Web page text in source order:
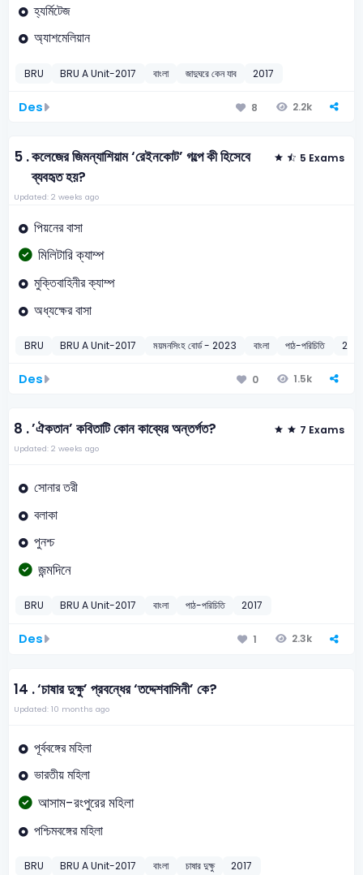
হ্যর্মিটেজ
অ্যাশমেলিয়ান
BRU BRU A Unit-2017 বাংলা জাদুঘরে কেন যাব 2017
Des 8 2.2k
5 .কলেজের জিমন্যাশিয়াম ‘রেইনকোট’ গল্পে কী হিসেবে
ব্যবহৃত হয়?
5 Exams
Updated: 2 weeks ago
পিয়নের বাসা
মিলিটারি ক্যাম্প
মুক্তিবাহিনীর ক্যাম্প
অধ্যক্ষের বাসা
BRU BRU A Unit-2017 ময়মনসিংহ বোর্ড - 2023 বাংলা পাঠ-পরিচিতি 2017
Des 0 1.5k
8 .’ঐকতান’ কবিতাটি কোন কাব্যের অন্তর্গত? 7 Exams
Updated: 2 weeks ago
সোনার তরী
বলাকা
পুনশ্চ
জন্মদিনে
BRU BRU A Unit-2017 বাংলা পাঠ-পরিচিতি 2017
Des 1 2.3k
14 .‘চাষার দুক্ষু’ প্রবন্ধের ‘তদ্দেশবাসিনী’ কে?
Updated: 10 months ago
পূর্ববঙ্গের মহিলা
ভারতীয় মহিলা
আসাম-রংপুরের মহিলা
পশ্চিমবঙ্গের মহিলা
BRU BRU A Unit-2017 বাংলা চাষার দুক্ষু 2017